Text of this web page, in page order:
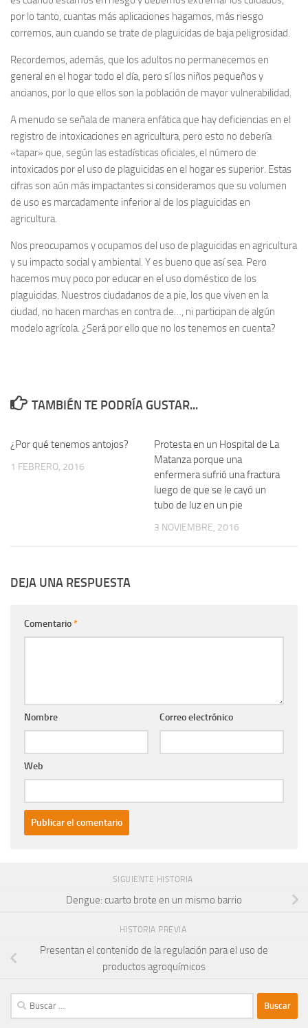
por lo tanto, cuantas más aplicaciones hagamos, más riesgo
corremos, aun cuando se trate de plaguicidas de baja peligrosidad.
Recordemos, además, que los adultos no permanecemos en
general en el hogar todo el día, pero sí los niños pequeños y
ancianos, por lo que ellos son la población de mayor vulnerabilidad.
A menudo se señala de manera enfática que hay deficiencias en el
registro de intoxicaciones en agricultura, pero esto no debería
«tapar» que, según las estadísticas oficiales, el número de
intoxicados por el uso de plaguicidas en el hogar es superior. Estas
cifras son aún más impactantes si consideramos que su volumen
de uso es marcadamente inferior al de los plaguicidas en
agricultura.
Nos preocupamos y ocupamos del uso de plaguicidas en agricultura
y su impacto social y ambiental. Y es bueno que así sea. Pero
hacemos muy poco por educar en el uso doméstico de los
plaguicidas. Nuestros ciudadanos de a pie, los que viven en la
ciudad, no hacen marchas en contra de…, ni participan de algún
modelo agrícola. ¿Será por ello que no los tenemos en cuenta?
TAMBIÉN TE PODRÍA GUSTAR...
¿Por qué tenemos antojos?
1 FEBRERO, 2016
Protesta en un Hospital de La
Matanza porque una
enfermera sufrió una fractura
luego de que se le cayó un
tubo de luz en un pie
3 NOVIEMBRE, 2016
DEJA UNA RESPUESTA
Comentario*
Nombre Correo electrónico
Web
SIGUIENTE HISTORIA
Dengue: cuarto brote en un mismo barrio
HISTORIA PREVIA
Presentan el contenido de la regulación para el uso de
productos agroquímicos
Buscar: